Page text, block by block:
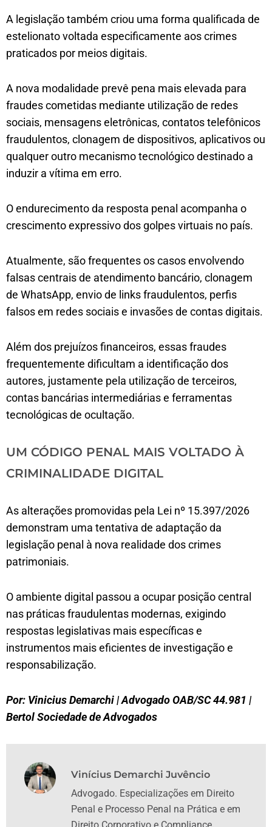
A legislação também criou uma forma qualificada de
estelionato voltada especificamente aos crimes
praticados por meios digitais.
A nova modalidade prevê pena mais elevada para
fraudes cometidas mediante utilização de redes
sociais, mensagens eletrônicas, contatos telefônicos
fraudulentos, clonagem de dispositivos, aplicativos ou
qualquer outro mecanismo tecnológico destinado a
induzir a vítima em erro.
O endurecimento da resposta penal acompanha o
crescimento expressivo dos golpes virtuais no país.
Atualmente, são frequentes os casos envolvendo
falsas centrais de atendimento bancário, clonagem
de WhatsApp, envio de links fraudulentos, perfis
falsos em redes sociais e invasões de contas digitais.
Além dos prejuízos financeiros, essas fraudes
frequentemente dificultam a identificação dos
autores, justamente pela utilização de terceiros,
contas bancárias intermediárias e ferramentas
tecnológicas de ocultação.
UM CÓDIGO PENAL MAIS VOLTADO À
CRIMINALIDADE DIGITAL
As alterações promovidas pela Lei nº 15.397/2026
demonstram uma tentativa de adaptação da
legislação penal à nova realidade dos crimes
patrimoniais.
O ambiente digital passou a ocupar posição central
nas práticas fraudulentas modernas, exigindo
respostas legislativas mais específicas e
instrumentos mais eficientes de investigação e
responsabilização.
Por: Vinicius Demarchi | Advogado OAB/SC 44.981 |
Bertol Sociedade de Advogados
Vinícius Demarchi Juvêncio
Advogado. Especializações em Direito
Penal e Processo Penal na Prática e em